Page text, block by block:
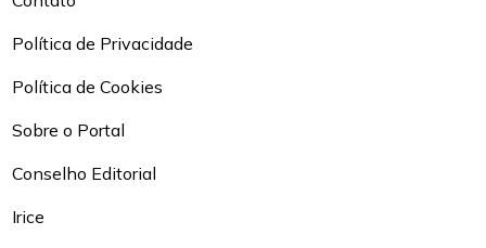
Política de Privacidade
Política de Cookies
Sobre o Portal
Conselho Editorial
Irice